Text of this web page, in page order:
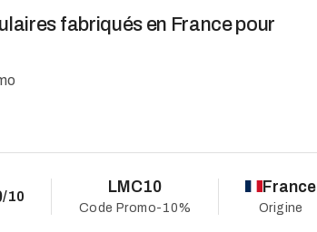
fabriqués en France pour
/10
LMC10
Code Promo-10%
France
Origine